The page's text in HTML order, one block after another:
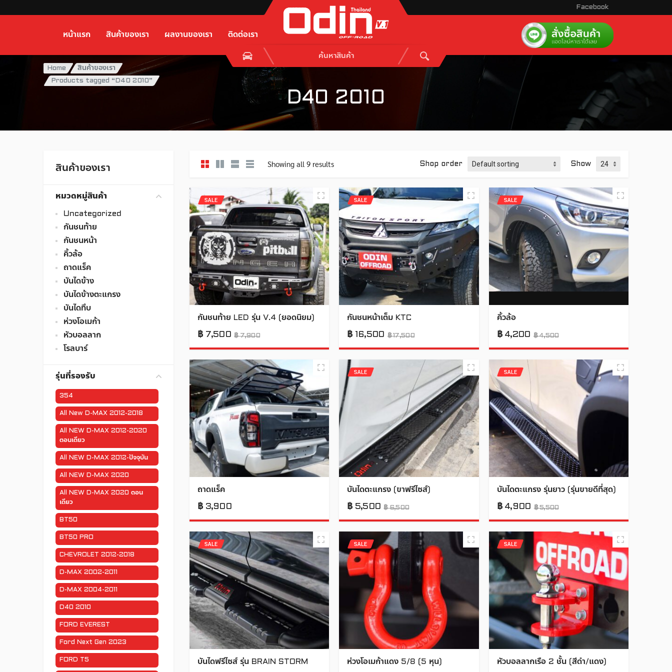
Facebook
หน้าแรก สินค้าของเรา ผลงานของเรา ติดต่อเรา
Home
สินค้าของเรา
Products tagged “D40 2010”
D40 2010
สินค้าของเรา
หมวดหมู่สินค้า
Uncategorized
กันชนท้าย
กันชนหน้า
คิ้วล้อ
ถาดแร็ค
บันไดข้าง
บันไดข้างตะแกรง
บันไดทึบ
ห่วงโอเมก้า
หัวบอลลาก
โรลบาร์
รุ่นที่รองรับ
354
All New D-MAX 2012-2018
All NEW D-MAX 2012-2020
ตอนเดียว
All NEW D-MAX 2012-ปัจจุบัน
All NEW D-MAX 2020
All NEW D-MAX 2020 ตอน
เดียว
BT50
BT50 PRO
CHEVROLET 2012-2018
D-MAX 2002-2011
D-MAX 2004-2011
D40 2010
FORD EVEREST
Ford Next Gen 2023
FORD T5
Showing all 9 results Shop order Show
SALE
กันชนท้าย LED รุ่น V.4 (ยอดนิยม)
฿ 7,500 ฿7,900
SALE
กันชนหน้าเต็ม KTC
฿ 16,500 ฿17,500
SALE
คิ้วล้อ
฿4,200 ฿4,500
ถาดแร็ค
฿ 3,900
SALE
บันไดตะแกรง (ขาฟรีไซส์)
฿ 5,500 ฿6,500
SALE
บันไดตะแกรง รุ่นยาว (รุ่นขายดีที่สุด)
฿4,900 ฿5,500
SALE
บันไดฟรีไซส์ รุ่น BRAIN STORM
SALE
ห่วงโอเมก้าแดง 5/8 (5 หุน)
SALE
หัวบอลลากเรือ 2 ชั้น (สีดำ/แดง)